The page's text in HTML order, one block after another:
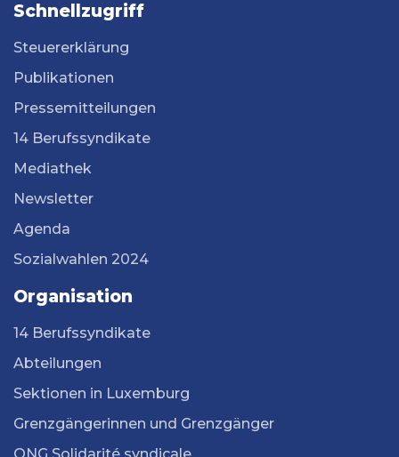
Schnellzugriff
Steuererklärung
Publikationen
Pressemitteilungen
14 Berufssyndikate
Mediathek
Newsletter
Agenda
Sozialwahlen 2024
Organisation
14 Berufssyndikate
Abteilungen
Sektionen in Luxemburg
Grenzgängerinnen und Grenzgänger